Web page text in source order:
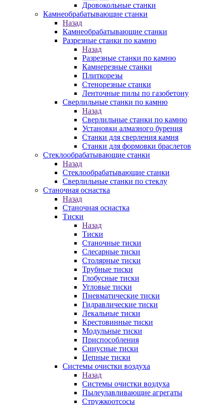
Дровокольные станки
Камнеобрабатывающие станки
Назад
Камнеобрабатывающие станки
Разрезные станки по камню
Назад
Разрезные станки по камню
Камнерезные станки
Плиткорезы
Стенорезные станки
Ленточные пилы по газобетону
Сверлильные станки по камню
Назад
Сверлильные станки по камню
Установки алмазного бурения
Станки для сверления камня
Станки для формовки браслетов
Стеклообрабатывающие станки
Назад
Стеклообрабатывающие станки
Сверлильные станки по стеклу
Станочная оснастка
Назад
Станочная оснастка
Тиски
Назад
Тиски
Станочные тиски
Слесарные тиски
Столярные тиски
Трубные тиски
Глобусные тиски
Угловые тиски
Пневматические тиски
Гидравлические тиски
Лекальные тиски
Крестовинные тиски
Модульные тиски
Приспособления
Синусные тиски
Цепные тиски
Системы очистки воздуха
Назад
Системы очистки воздуха
Пылеулавливающие агрегаты
Стружкоотсосы